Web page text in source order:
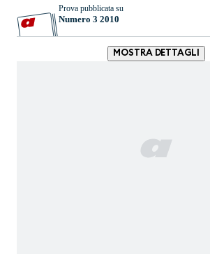
Prova pubblicata su
Numero 3 2010
MOSTRA DETTAGLI